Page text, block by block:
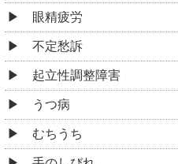
むちうち
手のしびれ
足のしびれ
美容鍼
交通事故・むちうちの施術